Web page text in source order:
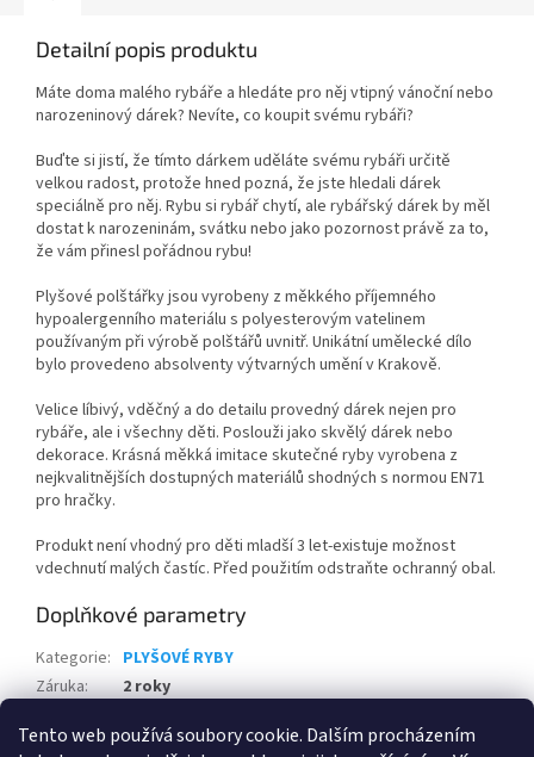
Tento web používá soubory cookie. Dalším procházením
Detailní popis produktu
Máte doma malého rybáře a hledáte pro něj vtipný vánoční nebo
narozeninový dárek? Nevíte, co koupit svému rybáři?
Buďte si jistí, že tímto dárkem uděláte svému rybáři určitě
velkou radost, protože hned pozná, že jste hledali dárek
speciálně pro něj. Rybu si rybář chytí, ale rybářský dárek by měl
dostat k narozeninám, svátku nebo jako pozornost právě za to,
že vám přinesl pořádnou rybu!
Plyšové polštářky jsou vyrobeny z měkkého příjemného
hypoalergenního materiálu s polyesterovým vatelinem
používaným při výrobě polštářů uvnitř. Unikátní umělecké dílo
bylo provedeno absolventy výtvarných umění v Krakově.
Velice líbivý, vděčný a do detailu provedný dárek nejen pro
rybáře, ale i všechny děti. Poslouži jako skvělý dárek nebo
dekorace. Krásná měkká imitace skutečné ryby vyrobena z
nejkvalitnějších dostupných materiálů shodných s normou EN71
pro hračky.
Produkt není vhodný pro děti mladší 3 let-existuje možnost
vdechnutí malých častíc. Před použitím odstraňte ochranný obal.
Doplňkové parametry
Kategorie: PLYŠOVÉ RYBY
Záruka:
2 roky